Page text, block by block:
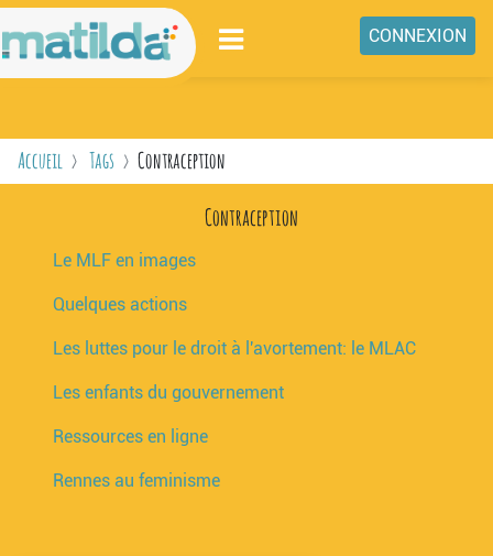
Passer au contenu principal
NIVEAUX
MATILDA
CONCOURS VIDÉO
CONNEXION
Accueil Tags Contraception
Contraception
Le MLF en images
Quelques actions
Les luttes pour le droit à l'avortement: le MLAC
Les enfants du gouvernement
Ressources en ligne
Rennes au feminisme